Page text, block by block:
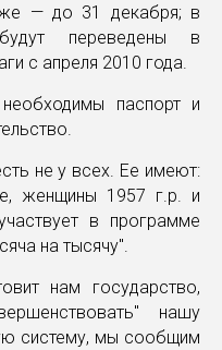
— до 31 декабря; в
переведены в
с апреля 2010 года.
паспорт и
не у всех. Ее имеют:
женщины 1957 г.р. и
в программе
на тысячу".
нам государство,
нашу
систему, мы сообщим